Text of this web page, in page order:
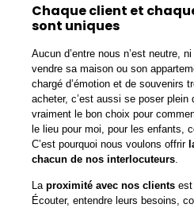
Chaque client et
sont uniques
Aucun d’entre nous n’est neutre,
vendre sa maison ou son
chargé d’émotion et de souvenirs
acheter, c’est aussi se poser
vraiment le bon choix pour
le lieu pour moi, pour les enfants,
C’est pourquoi nous voulons offrir
chacun de nos interlocuteurs
Laproximité avec nos clients
Écouter, entendre leurs besoins,